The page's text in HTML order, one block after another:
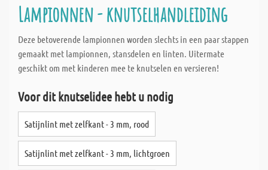
Lampionnen - knutselhandleiding
Deze betoverende lampionnen worden slechts in een paar stappen
gemaakt met lampionnen, stansdelen en linten. Uitermate
geschikt om met kinderen mee te knutselen en versieren!
Voor dit knutselidee hebt u nodig
Satijnlint met zelfkant - 3 mm, rood
Satijnlint met zelfkant - 3 mm, lichtgroen